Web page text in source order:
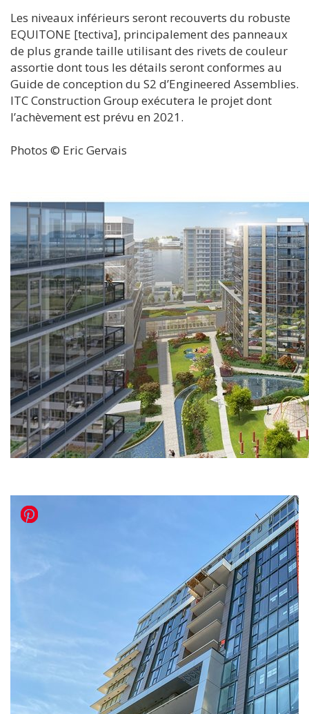
Les niveaux inférieurs seront recouverts du robuste
EQUITONE [tectiva], principalement des panneaux
de plus grande taille utilisant des rivets de couleur
assortie dont tous les détails seront conformes au
Guide de conception du S2 d’Engineered Assemblies.
ITC Construction Group exécutera le projet dont
l’achèvement est prévu en 2021.
Photos © Eric Gervais